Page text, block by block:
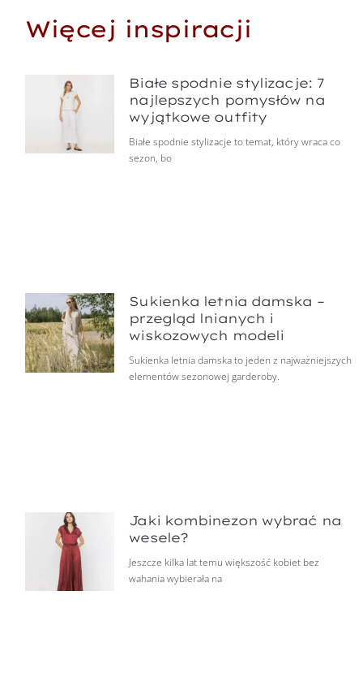
Więcej inspiracji
Białe spodnie stylizacje: 7
najlepszych pomysłów na
wyjątkowe outfity
Białe spodnie stylizacje to temat, który wraca co
sezon, bo
Sukienka letnia damska –
przegląd lnianych i
wiskozowych modeli
Sukienka letnia damska to jeden z najważniejszych
elementów sezonowej garderoby.
Jaki kombinezon wybrać na
wesele?
Jeszcze kilka lat temu większość kobiet bez
wahania wybierała na